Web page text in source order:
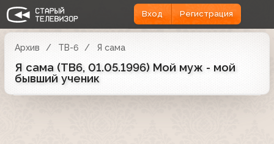
Вход Регистрация
Архив ТВ-6 Я сама
Я сама (ТВ6, 01.05.1996) Мой муж - мой
бывший ученик